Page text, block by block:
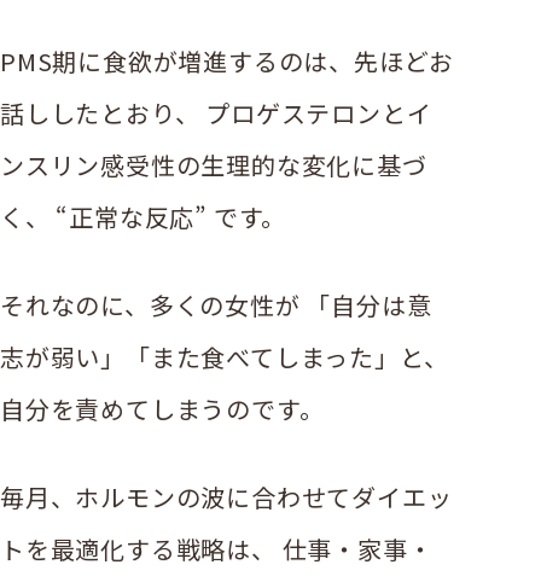
PMS期に食欲が増進するのは、先ほどお
話ししたとおり、 プロゲステロンとイ
ンスリン感受性の生理的な変化に基づ
く、 “正常な反応” です。
それなのに、多くの女性が 「自分は意
志が弱い」「また食べてしまった」と、
自分を責めてしまうのです。
毎月、ホルモンの波に合わせてダイエッ
トを最適化する戦略は、 仕事・家事・